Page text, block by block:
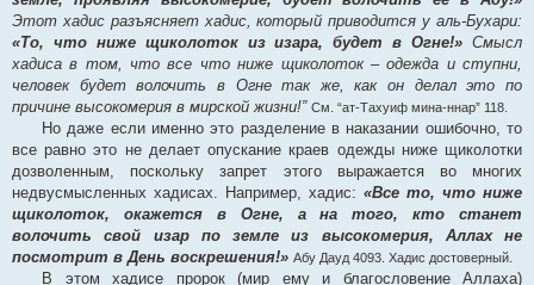
Этот хадис разъясняет хадис, который приводится у аль-Бухари:
«То, что ниже щиколоток из изара, будет в Огне!» Смысл
хадиса в том, что все что ниже щиколоток – одежда и ступни,
человек будет волочить в Огне так же, как он делал это по
причине высокомерия в мирской жизни!” См. “ат-Тахуиф мина-ннар” 118.
Но даже если именно это разделение в наказании ошибочно, то
все равно это не делает опускание краев одежды ниже щиколотки
дозволенным, поскольку запрет этого выражается во многих
недвусмысленных хадисах. Например, хадис: «Все то, что ниже
щиколоток, окажется в Огне, а на того, кто станет
волочить свой изар по земле из высокомерия, Аллах не
посмотрит в День воскрешения!» Абу Дауд 4093. Хадис достоверный.
В этом хадисе пророк (мир ему и благословение Аллаха)